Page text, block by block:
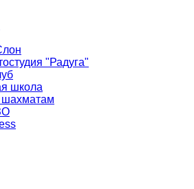
"Радуга"
школа
шахматам